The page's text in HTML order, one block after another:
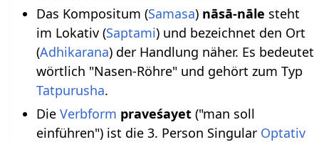
Das Kompositum (Samasa) nāsā-nāle steht
im Lokativ (Saptami) und bezeichnet den Ort
(Adhikarana) der Handlung näher. Es bedeutet
wörtlich "Nasen-Röhre" und gehört zum Typ
Tatpurusha.
Die Verbform praveśayet("man soll
einführen") ist die 3. Person Singular Optativ